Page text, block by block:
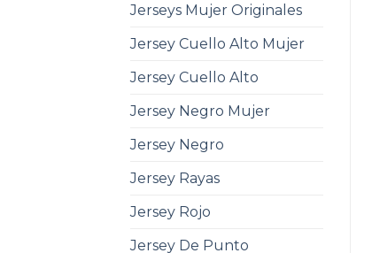
Jerseys Mujer Originales
Jersey Cuello Alto Mujer
Jersey Cuello Alto
Jersey Negro Mujer
Jersey Negro
Jersey Rayas
Jersey Rojo
Jersey De Punto